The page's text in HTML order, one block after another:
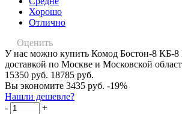
Хорошо
Отлично
Оценить
У нас можно купить Комод Бостон-8 КБ-8
доставкой по Москве и Московской
15350 руб. 18785 руб.
Вы экономите 3435 руб. -19%
Нашли дешевле?
-
+